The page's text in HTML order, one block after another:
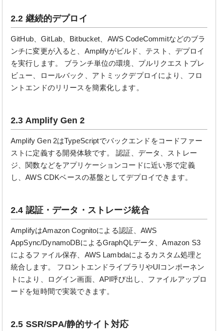
2.2 継続的デプロイ
GitHub、GitLab、Bitbucket、AWS CodeCommitなどのブラ
ンチに変更が入ると、Amplifyがビルド、テスト、デプロイ
を実行します。 ブランチ単位の環境、プルリクエストプレ
ビュー、ロールバック、アトミックデプロイにより、フロ
ントエンドのリリースを簡素化します。
2.3 Amplify Gen 2
Amplify Gen 2はTypeScriptでバックエンドをコードファー
ストに定義する開発体験です。 認証、データ、ストレー
ジ、関数などをアプリケーションコードに近い形で定義
し、AWS CDKベースの基盤としてデプロイできます。
2.4 認証・データ・ストレージ統合
AmplifyはAmazon Cognitoによる認証、AWS
AppSync/DynamoDBによるGraphQLデータ、Amazon S3
によるファイル保存、AWS Lambdaによるカスタム処理と
統合します。 フロントエンドライブラリやUIコンポーネン
トにより、ログイン画面、API呼び出し、ファイルアップロ
ードを短時間で実装できます。
2.5 SSR/SPA/静的サイト対応